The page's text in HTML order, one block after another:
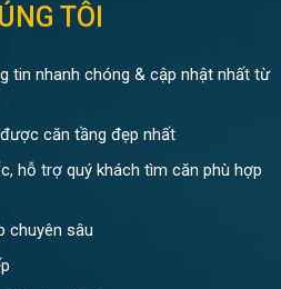
TÔI
tin nhanh chóng & cập nhật nhất từ
căn tầng đẹp nhất
hỗ trợ quý khách tìm căn phù hợp
chuyên sâu